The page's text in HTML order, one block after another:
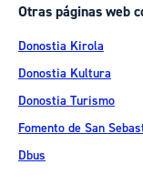
Otras páginas web
Donostia Kirola
Donostia Kultura
Donostia Turismo
Fomento de San
Dbus